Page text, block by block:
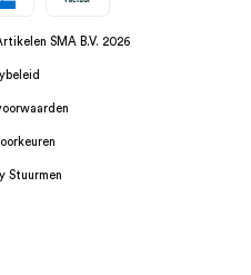
SMA B.V. 2026
Stuurmen